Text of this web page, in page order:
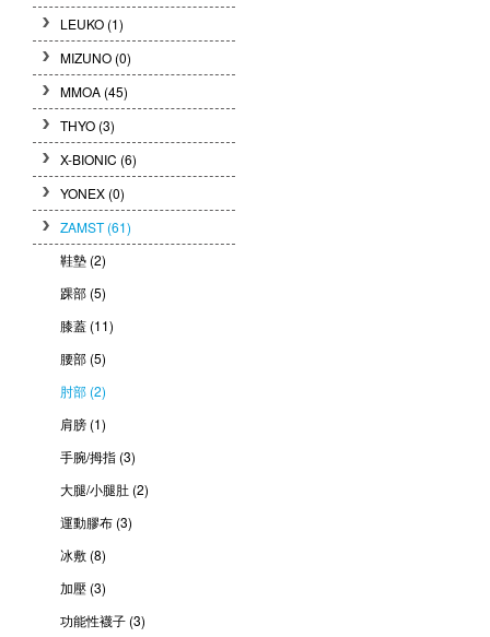
LEUKO (1)
MIZUNO (0)
MMOA (45)
THYO (3)
X-BIONIC (6)
YONEX (0)
ZAMST(61)
鞋墊 (2)
踝部 (5)
膝蓋 (11)
腰部 (5)
肘部 (2)
肩膀 (1)
手腕/拇指 (3)
大腿/小腿肚 (2)
運動膠布 (3)
冰敷 (8)
加壓 (3)
功能性襪子 (3)